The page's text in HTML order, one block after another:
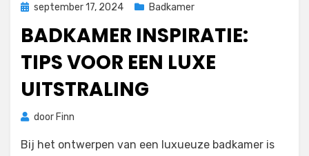
Geplaatst
september 17, 2024 Badkamer
BADKAMER INSPIRATIE:
TIPS VOOR EEN LUXE
UITSTRALING
door Finn
Bij het ontwerpen van een luxueuze badkamer is